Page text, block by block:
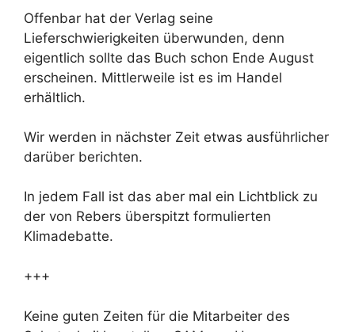
Offenbar hat der Verlag seine
Lieferschwierigkeiten überwunden, denn
eigentlich sollte das Buch schon Ende August
erscheinen. Mittlerweile ist es im Handel
erhältlich.
Wir werden in nächster Zeit etwas ausführlicher
darüber berichten.
In jedem Fall ist das aber mal ein Lichtblick zu
der von Rebers überspitzt formulierten
Klimadebatte.
+++
Keine guten Zeiten für die Mitarbeiter des